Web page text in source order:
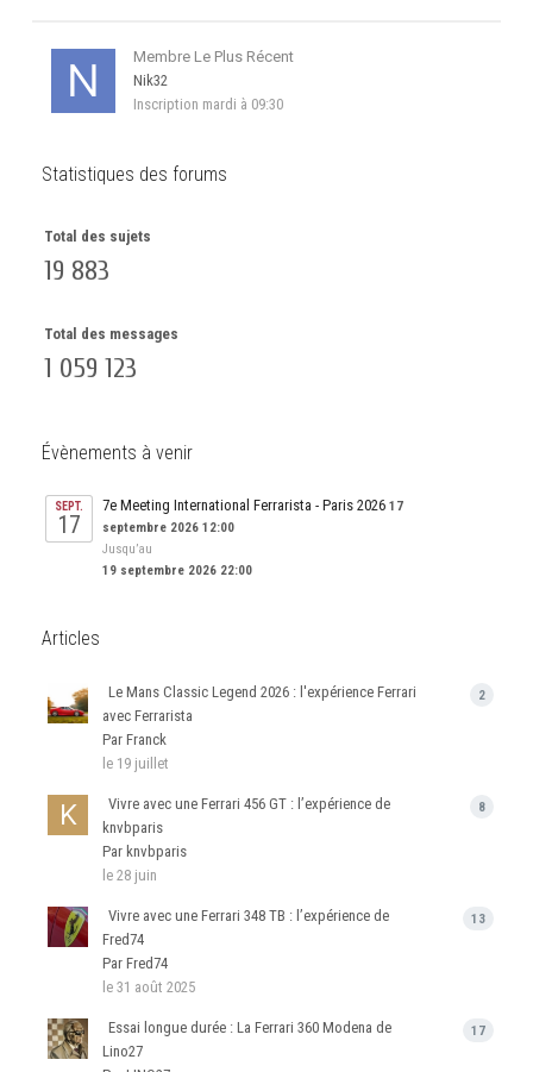
Membre Le Plus Récent
Nik32
Inscription mardi à 09:30
Statistiques des forums
Total des sujets
19 883
Total des messages
1 059 123
Évènements à venir
SEPT.
17
7e Meeting International Ferrarista - Paris 2026 17
septembre 2026 12:00
Jusqu’au
19 septembre 2026 22:00
Articles
2
Le Mans Classic Legend 2026 : l'expérience Ferrari
avec Ferrarista
Par Franck
le 19 juillet
8
Vivre avec une Ferrari 456 GT : l’expérience de
knvbparis
Par knvbparis
le 28 juin
13
Vivre avec une Ferrari 348 TB : l’expérience de
Fred74
Par Fred74
le 31 août 2025
17
Essai longue durée : La Ferrari 360 Modena de
Lino27